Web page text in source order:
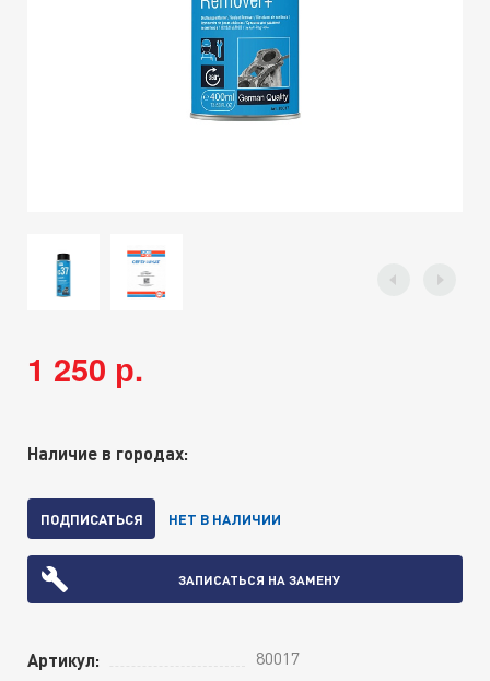
1 250 р.
Наличие в городах:
ПОДПИСАТЬСЯ НЕТ В НАЛИЧИИ
ЗАПИСАТЬСЯ НА ЗАМЕНУ
Артикул: 80017